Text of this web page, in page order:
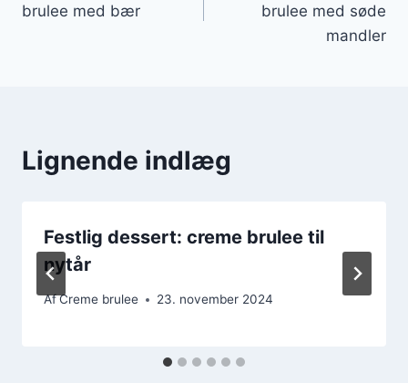
brulee med bær
brulee med søde
mandler
Lignende indlæg
Festlig dessert: creme brulee til
nytår
AfCreme brulee 23. november 2024